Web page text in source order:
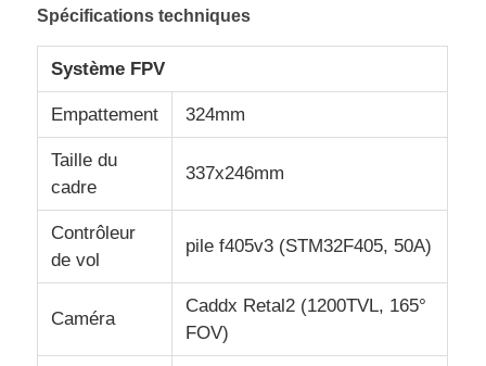
Visite de l'usine
Contrôle de la qualité
Nous contacter
Nouvelles
Spécifications techniques
Système FPV
Empattement 324mm
Taille du
cadre
337x246mm
Contrôleur
de vol
pile f405v3 (STM32F405, 50A)
Caméra
Caddx Retal2 (1200TVL, 165°
FOV)